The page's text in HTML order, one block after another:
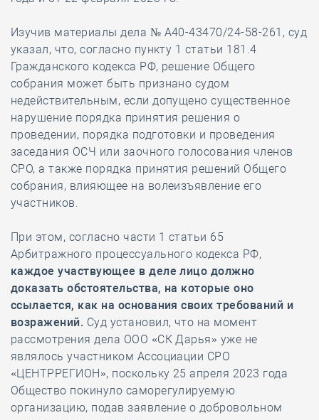
Изучив материалы дела № А40-43470/24-58-261, суд
указал, что, согласно пункту 1 статьи 181.4
Гражданского кодекса РФ, решение Общего
собрания может быть признано судом
недействительным, если допущено существенное
нарушение порядка принятия решения о
проведении, порядка подготовки и проведения
заседания ОСЧ или заочного голосования членов
СРО, а также порядка принятия решений Общего
собрания, влияющее на волеизъявление его
участников.
При этом, согласно части 1 статьи 65
Арбитражного процессуального кодекса РФ,
каждое участвующее в деле лицо должно
доказать обстоятельства, на которые оно
ссылается, как на основания своих требований и
возражений. Суд установил, что на момент
рассмотрения дела ООО «СК Дарья» уже не
являлось участником Ассоциации СРО
«ЦЕНТРРЕГИОН», поскольку 25 апреля 2023 года
Общество покинуло саморегулируемую
организацию, подав заявление о добровольном